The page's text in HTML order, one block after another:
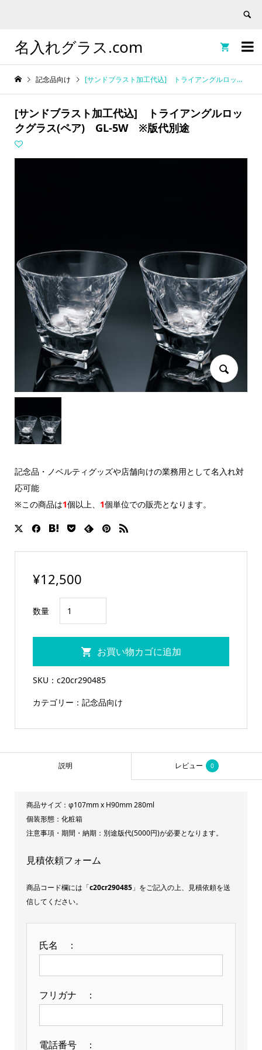

名入れグラス.com 
記念品向け [サンドブラスト加工代込] トライアングルロックグラス(ペア) GL-5W ※版代別途
[サンドブラスト加工代込] トライアングルロッ
クグラス(ペア) GL-5W ※版代別途
記念品・ノベルティグッズや店舗向けの業務用として名入れ対
応可能
※この商品は1個以上 1個単位での販売となります。
¥12,500
数量
ン
ド
ス
ト
代
込]
ラ
イ
ア
グ
ル
ロ
(ペ
5W
お買い物カゴに追加
SKU： c20cr290485
カテゴリー： 記念品向け
説明 レビュー 0
商品サイズ：φ107mm x H90mm 280ml
個装形態：化粧箱
注意事項・期間・納期：別途版代(5000円)が必要となります。
見積依頼フォーム
商品コード欄には「c20cr290485」をご記入の上、見積依頼を送
信してください。
氏名 ：
フリガナ ：
電話番号 ：